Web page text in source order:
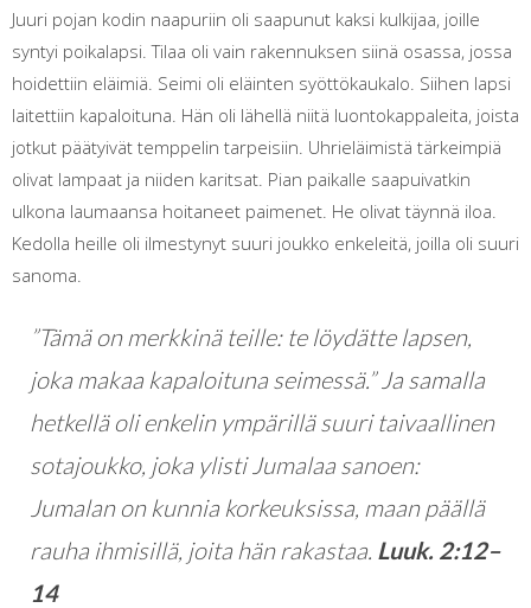
Juuri pojan kodin naapuriin oli saapunut kaksi kulkijaa, joille
syntyi poikalapsi. Tilaa oli vain rakennuksen siinä osassa, jossa
hoidettiin eläimiä. Seimi oli eläinten syöttökaukalo. Siihen lapsi
laitettiin kapaloituna. Hän oli lähellä niitä luontokappaleita, joista
jotkut päätyivät temppelin tarpeisiin. Uhrieläimistä tärkeimpiä
olivat lampaat ja niiden karitsat. Pian paikalle saapuivatkin
ulkona laumaansa hoitaneet paimenet. He olivat täynnä iloa.
Kedolla heille oli ilmestynyt suuri joukko enkeleitä, joilla oli suuri
sanoma.
”Tämä on merkkinä teille: te löydätte lapsen,
joka makaa kapaloituna seimessä.” Ja samalla
hetkellä oli enkelin ympärillä suuri taivaallinen
sotajoukko, joka ylisti Jumalaa sanoen:
Jumalan on kunnia korkeuksissa, maan päällä
rauha ihmisillä, joita hän rakastaa. Luuk. 2:12–
14